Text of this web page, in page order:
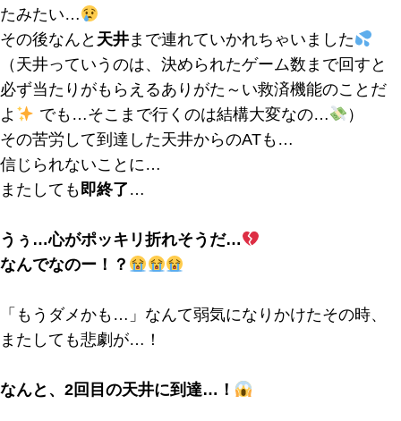
たみたい…
その後なんと 天井まで連れていかれちゃいました
（天井っていうのは、決められたゲーム数まで回すと
必ず当たりがもらえるありがた～い救済機能のことだ
よ
でも…そこまで行くのは結構大変なの…
）
その苦労して到達した天井からのATも…
信じられないことに…
またしても即終了 …
うぅ…心がポッキリ折れそうだ…
なんでなのー！？
「もうダメかも…」なんて弱気になりかけたその時、
またしても悲劇が…！
なんと、2回目の天井に到達…！